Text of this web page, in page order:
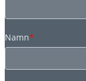
Namn*